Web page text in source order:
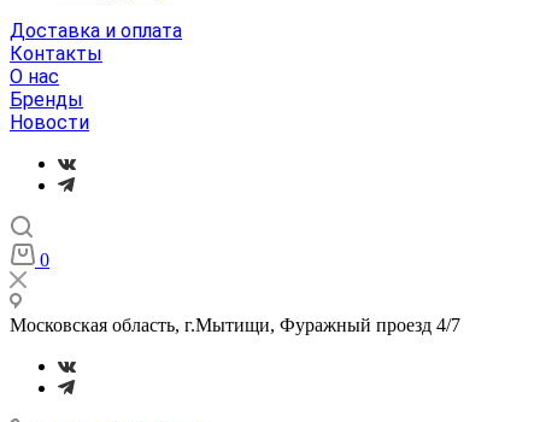
Доставка и оплата
Контакты
О нас
Бренды
Новости
0
Московская область, г.Мытищи, Фуражный проезд 4/7